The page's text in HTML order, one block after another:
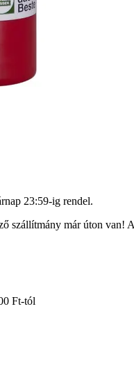
23:59-ig rendel.
szállítmány már úton van!
Ft-tól